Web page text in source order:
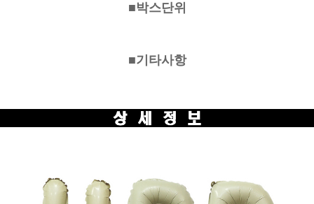
■박스단위
■기타사항